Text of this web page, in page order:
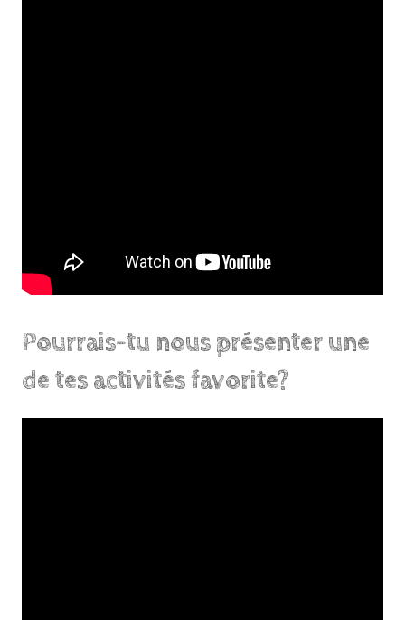
Pourrais-tu nous présenter une
de tes activités favorite?